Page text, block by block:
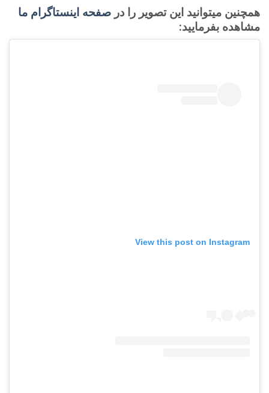
همچنین میتوانید این تصویر را در صفحه اینستاگرام ما
مشاهده بفرمایید:
View this post on Instagram